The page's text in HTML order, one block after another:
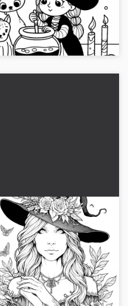
gratis farvelægningsbillede
hendes væsener, og
græskar og
gratis
til børn
hekse-
og fordyb dig i en
Download og farvelæg